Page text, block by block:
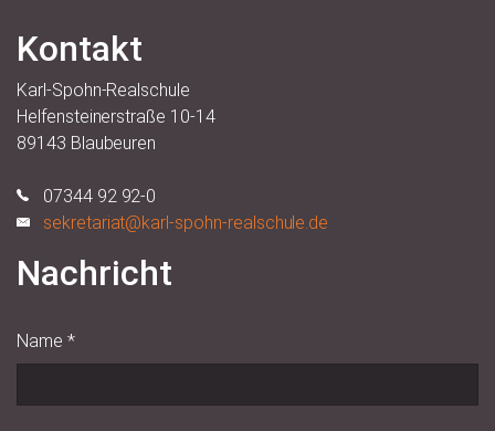
Kontakt
Karl-Spohn-Realschule
Helfensteinerstraße 10-14
89143 Blaubeuren
07344 92 92-0
sekretariat@karl-spohn-realschule.de
Nachricht
Name *